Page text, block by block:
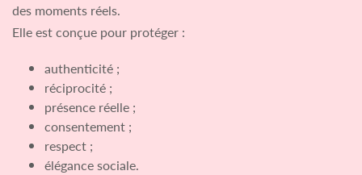
des moments réels.
Elle est conçue pour protéger :
authenticité ;
réciprocité ;
présence réelle ;
consentement ;
respect ;
élégance sociale.